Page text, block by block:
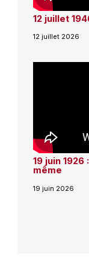
12 juillet
12 juillet 2026
19 juin
même
19 juin 2026